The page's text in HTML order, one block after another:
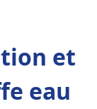
et
eau